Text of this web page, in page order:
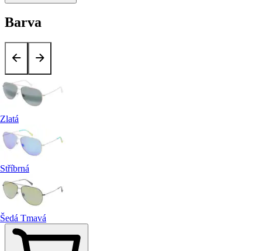
Barva
Zlatá
Stříbrná
Šedá Tmavá